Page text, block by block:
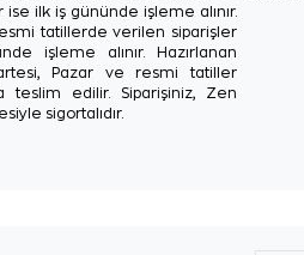
ise ilk iş gününde işleme alınır.
tatillerde verilen siparişler
işleme alınır. Hazırlanan
Pazar ve resmi tatiller
teslim edilir. Siparişiniz, Zen
sigortalıdır.